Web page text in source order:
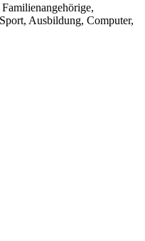
Ausbildung, Computer,